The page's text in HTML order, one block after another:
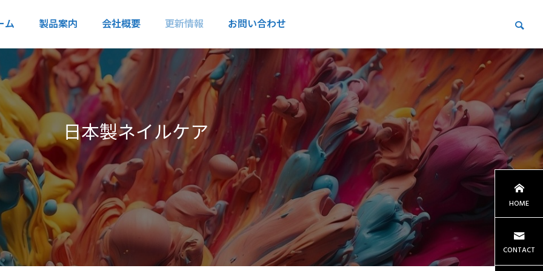
ム 製品案内 会社概要 更新情報 お問い合わせ
日本製ネイルケア
HOME
CONTACT